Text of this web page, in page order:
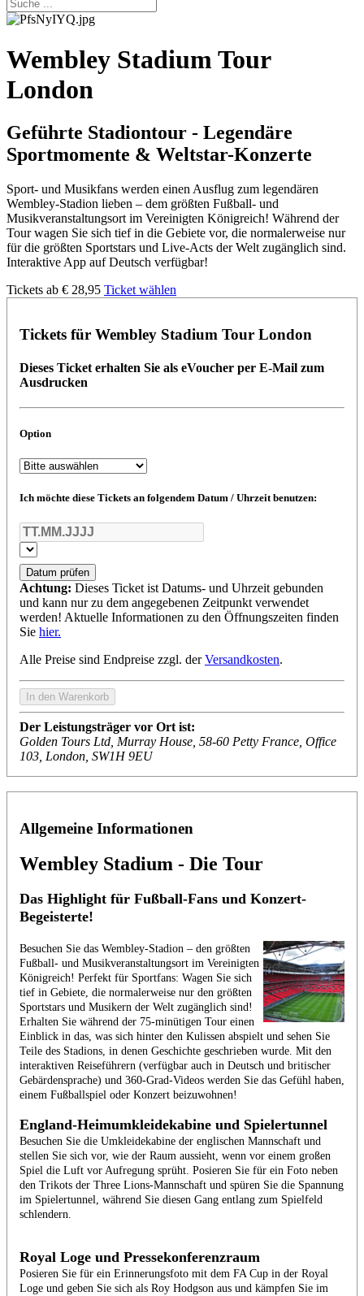
Wembley Stadium Tour
London
Geführte Stadiontour - Legendäre
Sportmomente & Weltstar-Konzerte
Sport- und Musikfans werden einen Ausflug zum legendären
Wembley-Stadion lieben – dem größten Fußball- und
Musikveranstaltungsort im Vereinigten Königreich! Während der
Tour wagen Sie sich tief in die Gebiete vor, die normalerweise nur
für die größten Sportstars und Live-Acts der Welt zugänglich sind.
Interaktive App auf Deutsch verfügbar!
Tickets ab € 28,95 Ticket wählen
Tickets für Wembley Stadium Tour London
Dieses Ticket erhalten Sie als eVoucher per E-Mail zum
Ausdrucken
Option
Ich möchte diese Tickets an folgendem Datum / Uhrzeit benutzen:
Datum prüfen
Achtung: Dieses Ticket ist Datums- und Uhrzeit gebunden
und kann nur zu dem angegebenen Zeitpunkt verwendet
werden! Aktuelle Informationen zu den Öffnungszeiten finden
Sie hier.
Alle Preise sind Endpreise zzgl. derVersandkosten.
Der Leistungsträger vor Ort ist:
Golden Tours Ltd, Murray House, 58-60 Petty France, Office
103, London, SW1H 9EU
Allgemeine Informationen
Wembley Stadium - Die Tour
Das Highlight für Fußball-Fans und Konzert-
Begeisterte!
Besuchen Sie das Wembley-Stadion – den größten
Fußball- und Musikveranstaltungsort im Vereinigten
Königreich! Perfekt für Sportfans: Wagen Sie sich
tief in Gebiete, die normalerweise nur den größten
Sportstars und Musikern der Welt zugänglich sind!
Erhalten Sie während der 75-minütigen Tour einen
Einblick in das, was sich hinter den Kulissen abspielt und sehen Sie
Teile des Stadions, in denen Geschichte geschrieben wurde. Mit den
interaktiven Reiseführern (verfügbar auch in Deutsch und britischer
Gebärdensprache) und 360-Grad-Videos werden Sie das Gefühl haben,
einem Fußballspiel oder Konzert beizuwohnen!
England-Heimumkleidekabine und Spielertunnel
Besuchen Sie die Umkleidekabine der englischen Mannschaft und
stellen Sie sich vor, wie der Raum aussieht, wenn vor einem großen
Spiel die Luft vor Aufregung sprüht. Posieren Sie für ein Foto neben
den Trikots der Three Lions-Mannschaft und spüren Sie die Spannung
im Spielertunnel, während Sie diesen Gang entlang zum Spielfeld
schlendern.
Royal Loge und Pressekonferenzraum
Posieren Sie für ein Erinnerungsfoto mit dem FA Cup in der Royal
Loge und geben Sie sich als Roy Hodgson aus und kämpfen Sie im